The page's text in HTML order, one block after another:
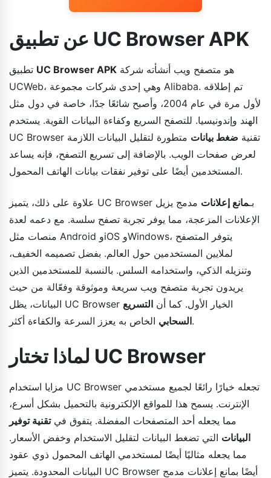
عن تطبيق UC Browser APK
UC Browser APK
UCWeb، وهي إحدى شركات مجموعة Alibaba. تم إطلاقه
لأول مرة في عام 2004، وأصبح شائعًا جدًا، خاصة في دول مثل
الهند وإندونيسيا. للتصفح السريع وكفاءة البيانات القوية. يستخدم
UC Browser تقنية ضغط بيانات متطورة لتقليل البيانات اللازمة
لعرض صفحات الويب. بالإضافة إلى تسريع التصفح، فإنه يساعد
المستخدمين أيضًا على توفير نفقات بيانات الهاتف المحمول.
علاوة على ذلك، يتميز UC Browser بـمانع إعلانات مدمج يزيل
الإعلانات المزعجة، مما يوفر تجربة تصفح سلسة. مع دعمه لعدة
منصات مثل Android وiOS وWindows، يتوفر المتصفح
لملايين المستخدمين حول العالم. بفضل تصميمه الخفيف،
وتنزيله الذكي، واستخدامه السلس. بالنسبة للمستخدمين الذين
يريدون تجربة متصفح ويب سريعة وموثوقة وفعّالة من حيث
البيانات، يظل UC Browser الخيار الأول. كما أن التسريع
السحابيالخاص به يعزز السرعة والكفاءة أكثر.
لماذا تختار UC Browser
مزايا استخدام UC Browser تجعله خيارًا رائعًا لجميع مستخدمي
الإنترنت. يسمح هذا للمواقع الإلكترونية بالتحميل بشكل أسرع،
مما يجعله أحد المتصفحات المفضلة. يتفوق فيتقنية توفير
البيانات التي تضغط البيانات لتقليل الاستخدام وخفض الأسعار.
مما يجعله مثاليًا أيضًا لمستخدمي الهاتف المحمول ذوي عقود
البيانات المحدودة. يتميز UC Browser أيضًا بمانع إعلانات مدمج